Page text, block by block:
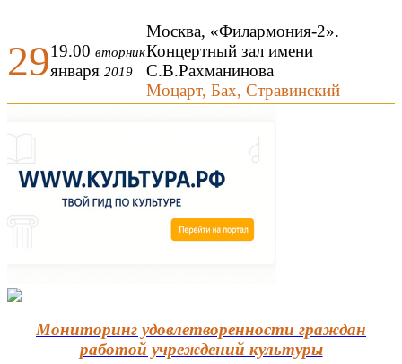
2919.00 вторник
января 2019
Москва, «Филармония-2».
Концертный зал имени
С.В.Рахманинова
Моцарт, Бах, Стравинский
Мониторинг удовлетворенности граждан
работой учреждений культуры